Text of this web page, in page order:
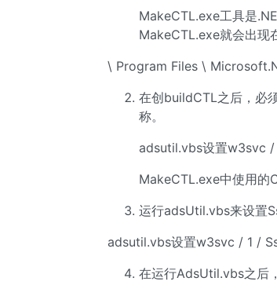
MakeCTL.exe工具是
MakeCTL.exe就会出现
\ Program Files \
在创buildCTL之后，必
称。
adsutil.vbs设置w3svc
MakeCTL.exe中使用的
运行adsUtil.vbs来设置
adsutil.vbs设置w3svc / 1 /
在运行AdsUtil.vbs之后